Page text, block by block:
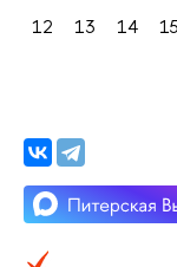
12
13 14 15